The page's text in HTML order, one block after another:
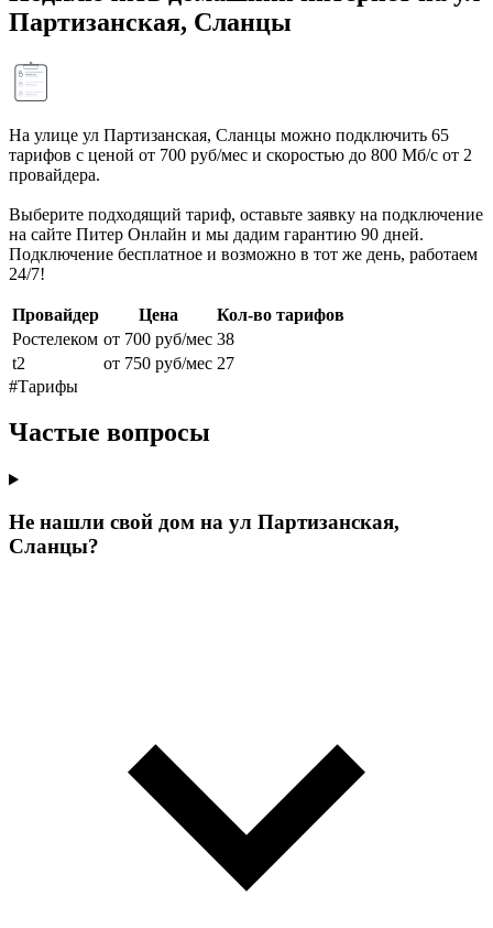
Партизанская, Сланцы
На улице ул Партизанская, Сланцы можно подключить 65
тарифов с ценой от 700 руб/мес и скоростью до 800 Мб/с от 2
провайдера.
Выберите подходящий тариф, оставьте заявку на подключение
на сайте Питер Онлайн и мы дадим гарантию 90 дней.
Подключение бесплатное и возможно в тот же день, работаем
24/7!
Провайдер Цена
Кол-во тарифов
Ростелеком от 700 руб/мес 38
t2
от 750 руб/мес 27
#Тарифы
Частые вопросы
Не нашли свой дом на ул Партизанская,
Сланцы?